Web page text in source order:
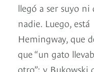
llegó a ser suyo ni
nadie. Luego, está
Hemingway, que
que “un gato
otro”; y Bukowski